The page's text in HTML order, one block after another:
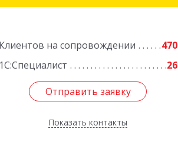
Клиентов на сопровождении
470
1С:Специалист
26
Отправить заявку
Показать контакты
Отправить заявку
Назад